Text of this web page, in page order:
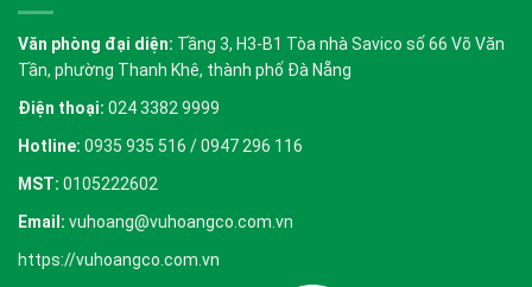
Văn phòng đại diện: Tầng 3, H3-B1 Tòa nhà Savico số 66 Võ Văn
Tần, phường Thanh Khê, thành phố Đà Nẵng
Điện thoại: 024 3382 9999
Hotline: 0935 935 516 / 0947 296 116
MST: 0105222602
Email: vuhoang@vuhoangco.com.vn
https://vuhoangco.com.vn